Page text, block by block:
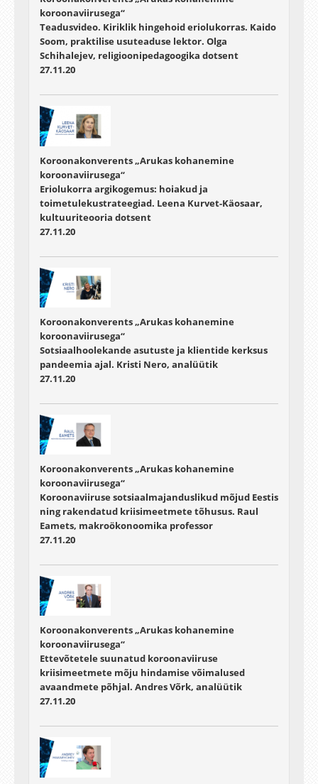
koroonaviirusega“
Teadusvideo. Kiriklik hingehoid eriolukorras. Kaido
Soom, praktilise usuteaduse lektor. Olga
Schihalejev, religioonipedagoogika dotsent
27.11.20
Koroonakonverents „Arukas kohanemine
koroonaviirusega“
Eriolukorra argikogemus: hoiakud ja
toimetulekustrateegiad. Leena Kurvet-Käosaar,
kultuuriteooria dotsent
27.11.20
Koroonakonverents „Arukas kohanemine
koroonaviirusega“
Sotsiaalhoolekande asutuste ja klientide kerksus
pandeemia ajal. Kristi Nero, analüütik
27.11.20
Koroonakonverents „Arukas kohanemine
koroonaviirusega“
Koroonaviiruse sotsiaalmajanduslikud mõjud Eestis
ning rakendatud kriisimeetmete tõhusus. Raul
Eamets, makroökonoomika professor
27.11.20
Koroonakonverents „Arukas kohanemine
koroonaviirusega“
Ettevõtetele suunatud koroonaviiruse
kriisimeetmete mõju hindamise võimalused
avaandmete põhjal. Andres Võrk, analüütik
27.11.20